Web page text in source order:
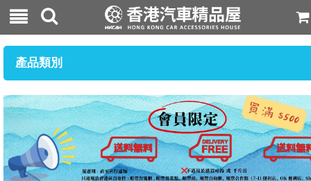
產品類別